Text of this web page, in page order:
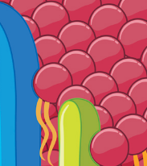
外泌体产品 ꄲ 外泌体标记